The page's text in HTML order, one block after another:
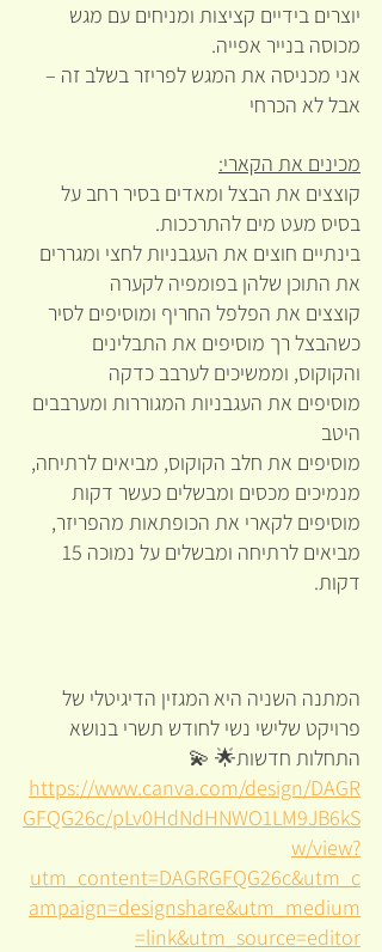
יוצרים בידיים קציצות ומניחים עם מגש
מכוסה בנייר אפייה.
אני מכניסה את המגש לפריזר בשלב זה –
אבל לא הכרחי
מכינים את הקארי:
קוצצים את הבצל ומאדים בסיר רחב על
בסיס מעט מים להתרככות.
בינתיים חוצים את העגבניות לחצי ומגררים
את התוכן שלהן בפומפיה לקערה
קוצצים את הפלפל החריף ומוסיפים לסיר
כשהבצל רך מוסיפים את התבלינים
והקוקוס, וממשיכים לערבב כדקה
מוסיפים את העגבניות המגוררות ומערבבים
היטב
מוסיפים את חלב הקוקוס, מביאים לרתיחה,
מנמיכים מכסים ומבשלים כעשר דקות
מוסיפים לקארי את הכופתאות מהפריזר,
דקות.
המתנה השניה היאהמגזין הדיגיטלי של
פרויקט שלישי נשי לחודש תשרי בנושא
התחלות חדשות🌟 💫
https://www.canva.com/design/DAGR
GFQG26c/pLv0HdNdHNWO1LM9JB6kS
w/view?
utm_content=DAGRGFQG26c&utm_c
ampaign=designshare&utm_medium
=link&utm_source=editor